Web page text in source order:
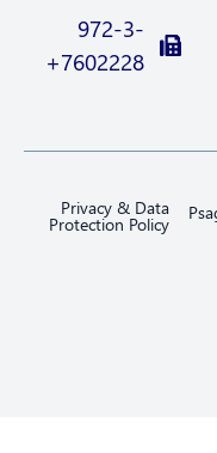
972-3-
7602228+
Privacy & Data
Protection Policy